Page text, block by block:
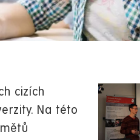
cizích
Na této